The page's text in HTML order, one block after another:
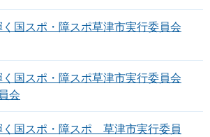
国スポ・障スポ草津市実行委員会
国スポ・障スポ草津市実行委員会
会
く国スポ・障スポ 草津市実行委員